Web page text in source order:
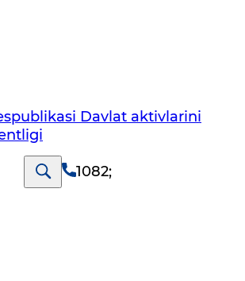
Davlat aktivlarini
1082;